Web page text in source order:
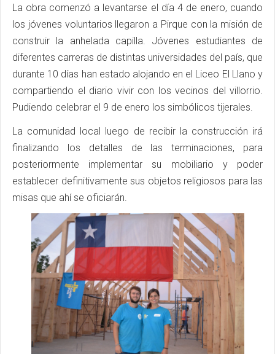
La obra comenzó a levantarse el día 4 de enero, cuando
los jóvenes voluntarios llegaron a Pirque con la misión de
construir la anhelada capilla. Jóvenes estudiantes de
diferentes carreras de distintas universidades del país, que
durante 10 días han estado alojando en el Liceo El Llano y
compartiendo el diario vivir con los vecinos del villorrio.
Pudiendo celebrar el 9 de enero los simbólicos tijerales.
La comunidad local luego de recibir la construcción irá
finalizando los detalles de las terminaciones, para
posteriormente implementar su mobiliario y poder
establecer definitivamente sus objetos religiosos para las
misas que ahí se oficiarán.